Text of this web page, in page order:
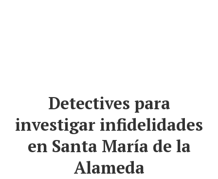
Detectives para
investigar infidelidades
en Santa María de la
Alameda